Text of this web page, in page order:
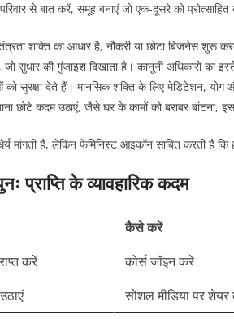
से बात करें, समूह बनाएं जो एक-दूसरे को
शक्ति का आधार है, नौकरी या छोटा बिजनेस शुरू
जो सुधार की गुंजाइश दिखाता है। कानूनी अधिकारों
को सुरक्षा देते हैं। मानसिक शक्ति के लिए मेडिटेशन,
छोटे कदम उठाएं, जैसे घर के कामों को बराबर बांटना,
मांगती है, लेकिन फेमिनिस्ट आइकॉन साबित करती हैं
प्राप्ति के व्यावहारिक कदम
कैसे करें
करें
कोर्स जॉइन करें
सोशल मीडिया पर